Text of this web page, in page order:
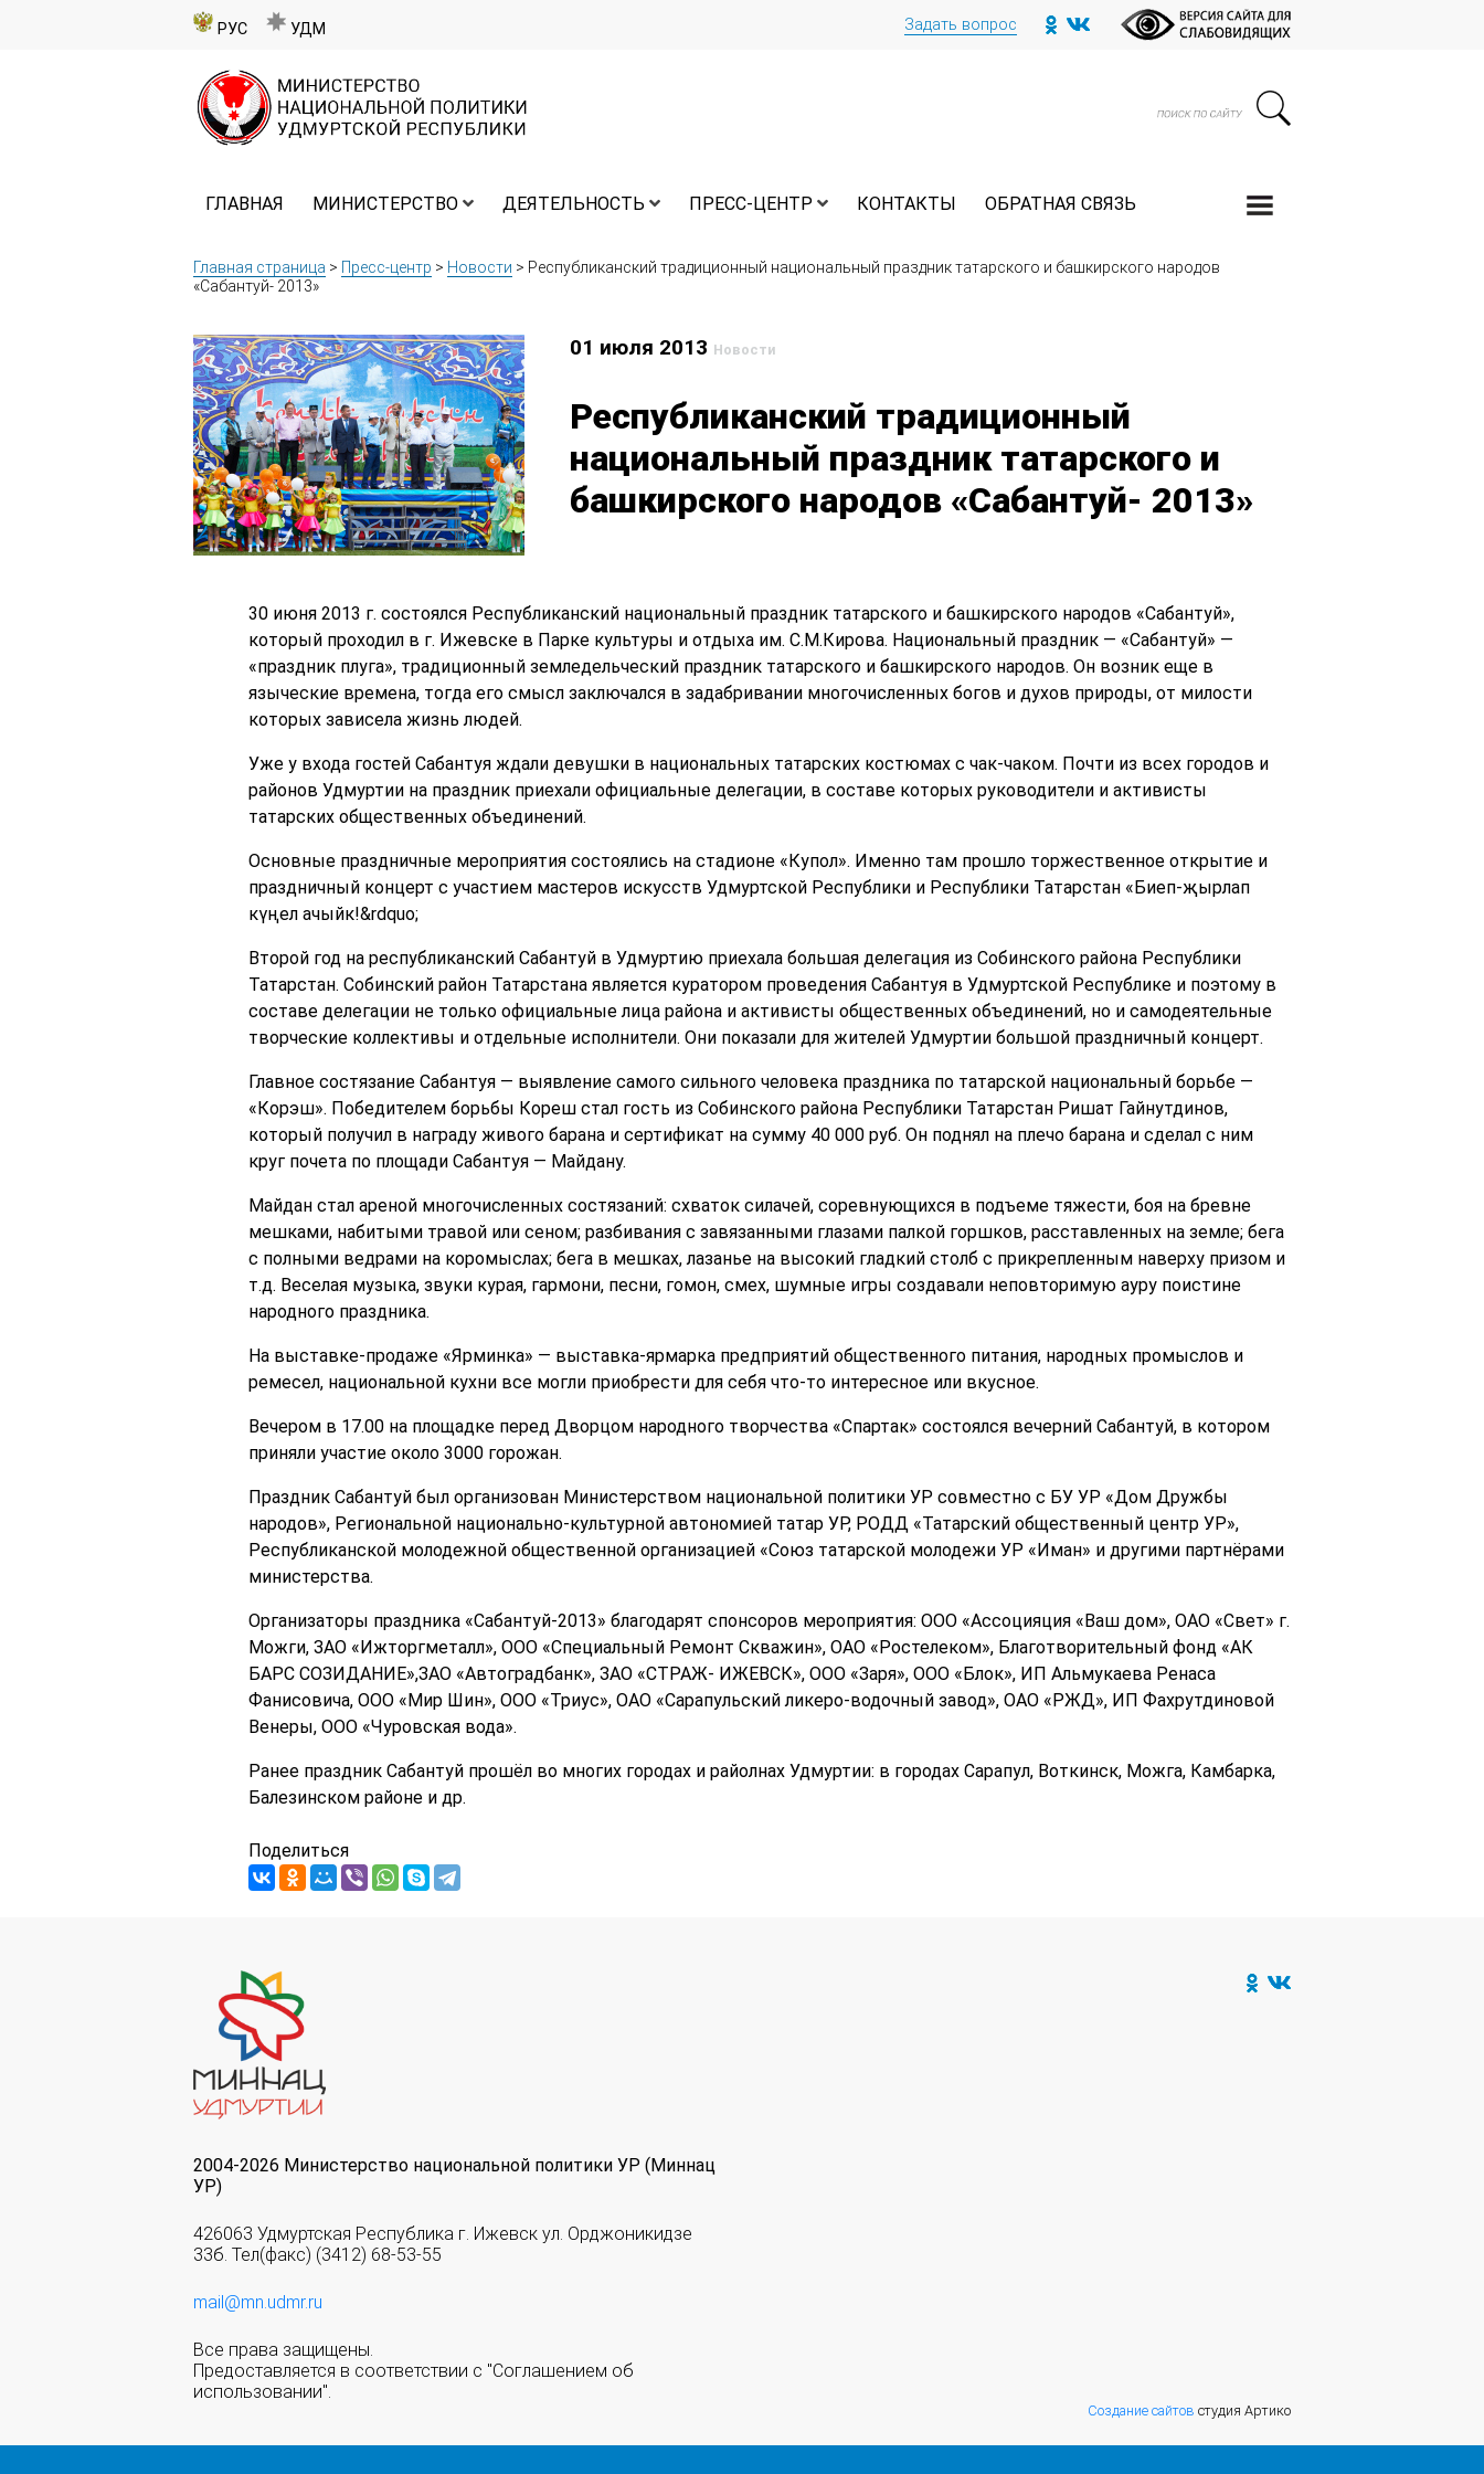
РУС УДМ Задать вопрос
ГЛАВНАЯ МИНИСТЕРСТВО ДЕЯТЕЛЬНОСТЬ ПРЕСС-ЦЕНТР КОНТАКТЫ ОБРАТНАЯ СВЯЗЬ
Главная страница > Пресс-центр > Новости > Республиканский традиционный национальный праздник татарского и башкирского народов
«Сабантуй- 2013»
01 июля 2013 Новости
Республиканский традиционный
национальный праздник татарского и
башкирского народов «Сабантуй- 2013»
30 июня 2013 г. состоялся Республиканский национальный праздник татарского и башкирского народов «Сабантуй»,
который проходил в г. Ижевске в Парке культуры и отдыха им. С.М.Кирова. Национальный праздник — «Сабантуй» —
«праздник плуга», традиционный земледельческий праздник татарского и башкирского народов. Он возник еще в
языческие времена, тогда его смысл заключался в задабривании многочисленных богов и духов природы, от милости
которых зависела жизнь людей.
Уже у входа гостей Сабантуя ждали девушки в национальных татарских костюмах с чак-чаком. Почти из всех городов и
районов Удмуртии на праздник приехали официальные делегации, в составе которых руководители и активисты
татарских общественных объединений.
Основные праздничные мероприятия состоялись на стадионе «Купол». Именно там прошло торжественное открытие и
праздничный концерт с участием мастеров искусств Удмуртской Республики и Республики Татарстан «Биеп-җырлап
күңел ачыйк!&rdquo;
Второй год на республиканский Сабантуй в Удмуртию приехала большая делегация из Собинского района Республики
Татарстан. Собинский район Татарстана является куратором проведения Сабантуя в Удмуртской Республике и поэтому в
составе делегации не только официальные лица района и активисты общественных объединений, но и самодеятельные
творческие коллективы и отдельные исполнители. Они показали для жителей Удмуртии большой праздничный концерт.
Главное состязание Сабантуя — выявление самого сильного человека праздника по татарской национальный борьбе —
«Корэш». Победителем борьбы Кореш стал гость из Собинского района Республики Татарстан Ришат Гайнутдинов,
который получил в награду живого барана и сертификат на сумму 40 000 руб. Он поднял на плечо барана и сделал с ним
круг почета по площади Сабантуя — Майдану.
Майдан стал ареной многочисленных состязаний: схваток силачей, соревнующихся в подъеме тяжести, боя на бревне
мешками, набитыми травой или сеном; разбивания с завязанными глазами палкой горшков, расставленных на земле; бега
с полными ведрами на коромыслах; бега в мешках, лазанье на высокий гладкий столб с прикрепленным наверху призом и
т.д. Веселая музыка, звуки курая, гармони, песни, гомон, смех, шумные игры создавали неповторимую ауру поистине
народного праздника.
На выставке-продаже «Ярминка» — выставка-ярмарка предприятий общественного питания, народных промыслов и
ремесел, национальной кухни все могли приобрести для себя что-то интересное или вкусное.
Вечером в 17.00 на площадке перед Дворцом народного творчества «Спартак» состоялся вечерний Сабантуй, в котором
приняли участие около 3000 горожан.
Праздник Сабантуй был организован Министерством национальной политики УР совместно с БУ УР «Дом Дружбы
народов», Региональной национально-культурной автономией татар УР, РОДД «Татарский общественный центр УР»,
Республиканской молодежной общественной организацией «Союз татарской молодежи УР «Иман» и другими партнёрами
министерства.
Организаторы праздника «Сабантуй-2013» благодарят спонсоров мероприятия: ООО «Ассоцияция «Ваш дом», ОАО «Свет» г.
Можги, ЗАО «Ижторгметалл», ООО «Специальный Ремонт Скважин», ОАО «Ростелеком», Благотворительный фонд «АК
БАРС СОЗИДАНИЕ»,ЗАО «Автоградбанк», ЗАО «СТРАЖ- ИЖЕВСК», ООО «Заря», ООО «Блок», ИП Альмукаева Ренаса
Фанисовича, ООО «Мир Шин», ООО «Триус», ОАО «Сарапульский ликеро-водочный завод», ОАО «РЖД», ИП Фахрутдиновой
Венеры, ООО «Чуровская вода».
Ранее праздник Сабантуй прошёл во многих городах и райолнах Удмуртии: в городах Сарапул, Воткинск, Можга, Камбарка,
Балезинском районе и др.
Поделиться
2004-2026 Министерство национальной политики УР (Миннац
УР)
426063 Удмуртская Республика г. Ижевск ул. Орджоникидзе
33б. Тел(факс) (3412) 68-53-55
mail@mn.udmr.ru
Все права защищены.
Предоставляется в соответствии с "Соглашением об
использовании".
Создание сайтов студия Артико